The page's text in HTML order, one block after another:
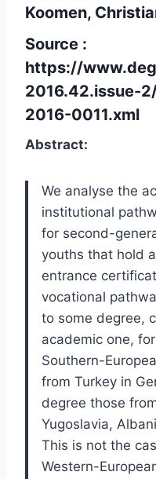
Koomen,
Source :
https://
2016.42.issue-
2016-0011.xml
Abstract:
We analyse the
institutional
for second-
youths that hold
entrance
vocational
to some degree,
academic one,
Southern-
from Turkey in
degree those
Yugoslavia,
This is not the
Western-